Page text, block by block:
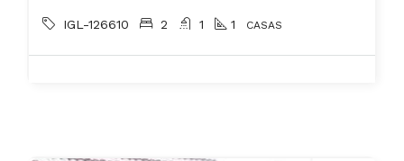
IGL-126610 2 1 1 CASAS